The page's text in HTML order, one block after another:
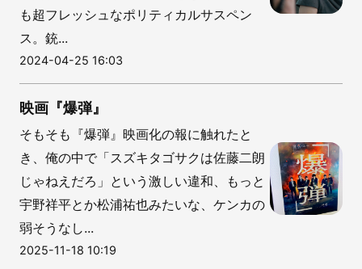
も超フレッシュなポリティカルサスペン
ス。銃...
2024-04-25 16:03
映画『爆弾』
そもそも『爆弾』映画化の報に触れたと
き、俺の中で「スズキタゴサクは佐藤二朗
じゃねえだろ」という激しい違和、もっと
宇野祥平とか松浦祐也みたいな、ケンカの
弱そうなし...
2025-11-18 10:19